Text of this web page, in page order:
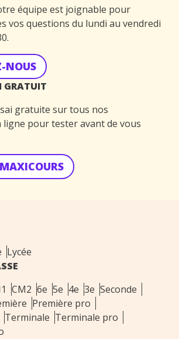
équipe est joignable pour
vos questions du lundi au vendredi
NOUS
GRATUIT
gratuite sur tous nos
pour tester avant de vous
Lycée
CM2 6e 5e 4e 3e Seconde
Première pro
Terminale Terminale pro